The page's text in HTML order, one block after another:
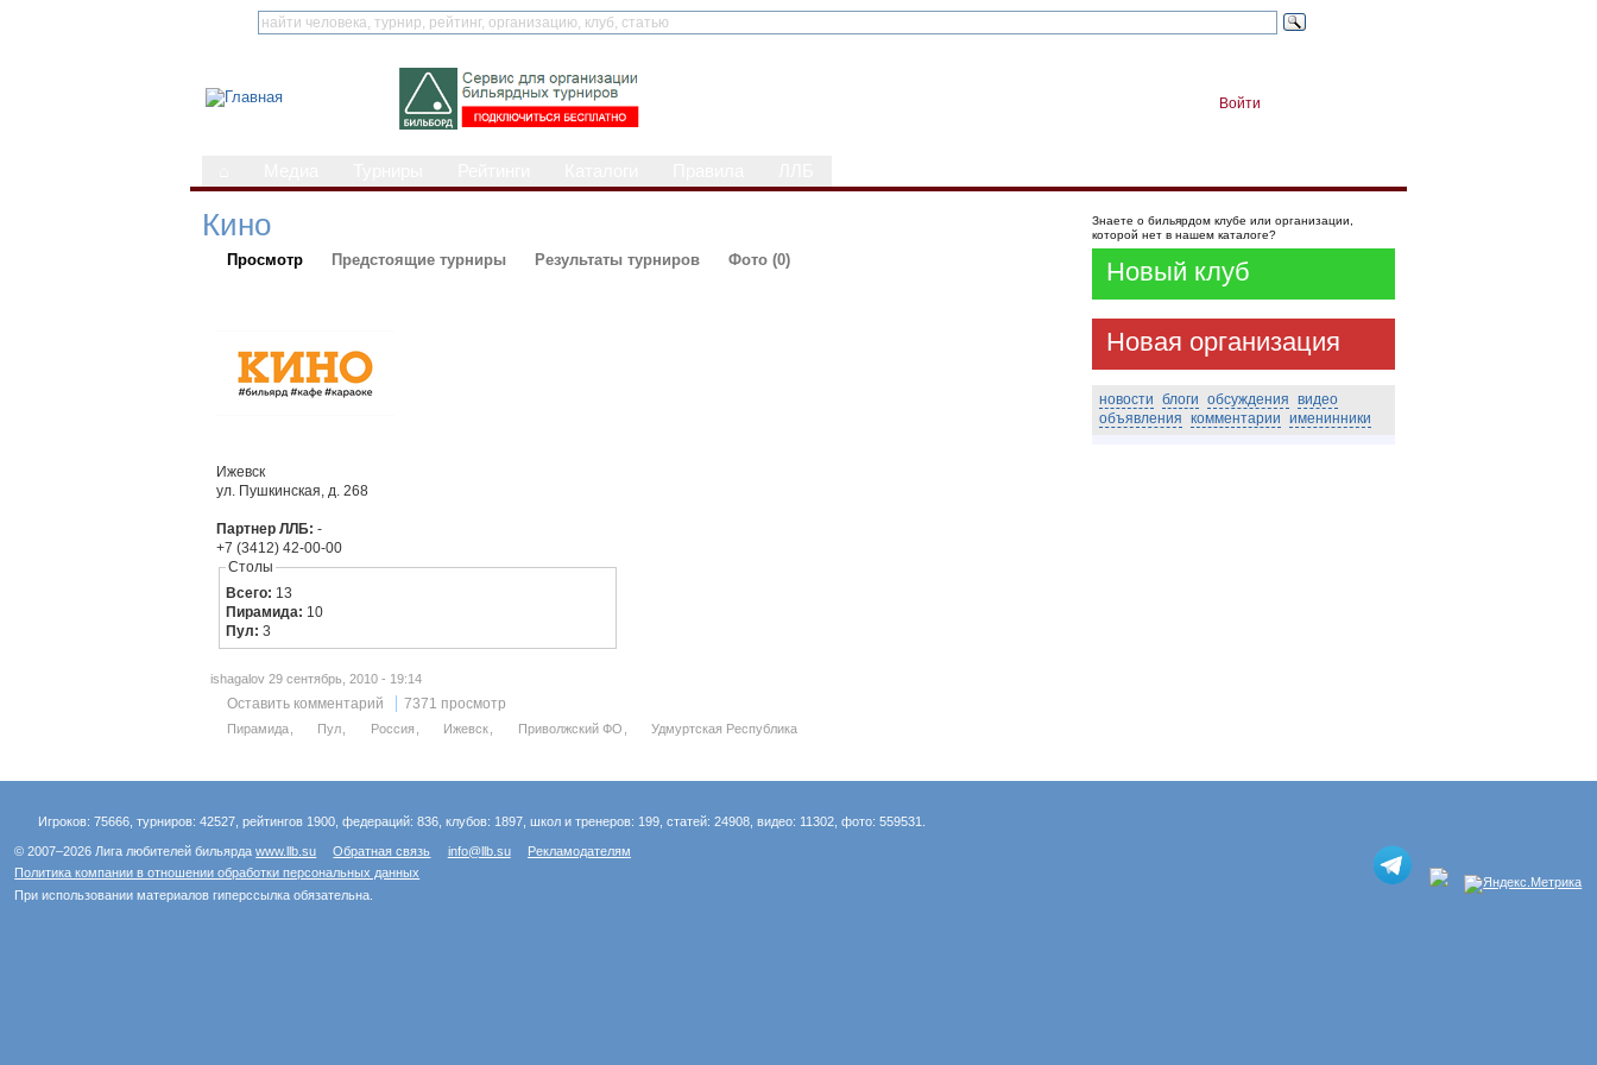
Войти
Кино
Просмотр Предстоящие турниры Результаты турниров Фото (0)
Ижевск
ул. Пушкинская, д. 268
Партнер ЛЛБ: -
+7 (3412) 42-00-00
Столы
Всего: 13
Пирамида: 10
Пул:3
ishagalov 29 сентябрь, 2010 - 19:14
Оставить комментарий 7371 просмотр
Пирамида Пул Россия Ижевск Приволжский ФО Удмуртская Республика
Знаете о бильярдом клубе или организации,
которой нет в нашем каталоге?
Новый клуб
Новая организация
новости блоги обсуждения видео
объявления комментарии именинники
Игроков: 75666, турниров: 42527, рейтингов 1900, федераций: 836, клубов: 1897, школ и тренеров: 199, статей: 24908, видео: 11302, фото: 559531.
© 2007–2026 Лига любителей бильярдаwww.llb.su Обратная связь info@llb.su
Рекламодателям
Политика компании в отношении обработки персональных данных
При использовании материалов гиперссылка обязательна.